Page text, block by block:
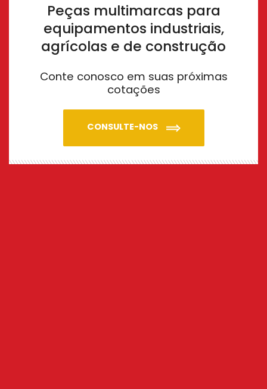
Peças multimarcas para
equipamentos industriais,
agrícolas e de construção
Conte conosco em suas próximas
cotações
CONSULTE-NOS